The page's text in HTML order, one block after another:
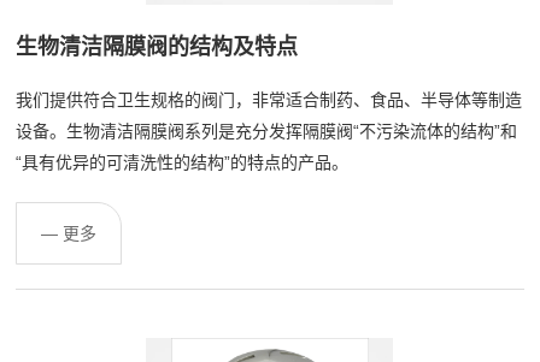
生物清洁隔膜阀的结构及特点
我们提供符合卫生规格的阀门，非常适合制药、食品、半导体等制造
设备。生物清洁隔膜阀系列是充分发挥隔膜阀“不污染流体的结构”和
“具有优异的可清洗性的结构”的特点的产品。
— 更多